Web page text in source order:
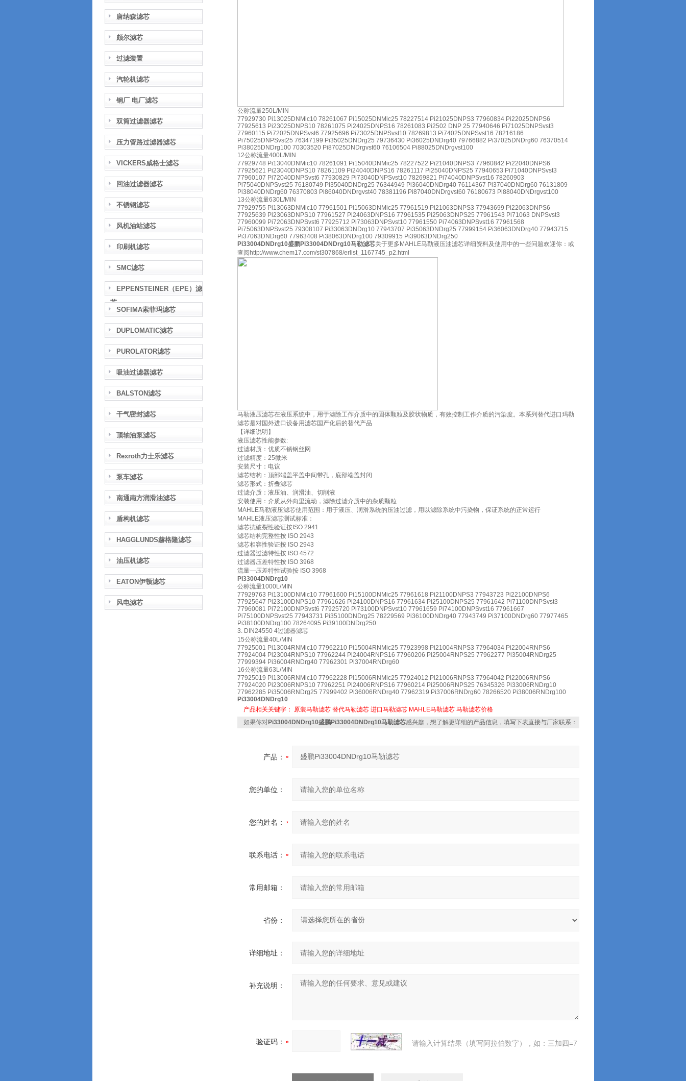
唐纳森滤芯
颇尔滤芯
过滤装置
汽轮机滤芯
钢厂 电厂滤芯
双筒过滤器滤芯
压力管路过滤器滤芯
VICKERS威格士滤芯
回油过滤器滤芯
不锈钢滤芯
风机油站滤芯
印刷机滤芯
SMC滤芯
EPPENSTEINER（EPE）滤
芯
SOFIMA索菲玛滤芯
DUPLOMATIC滤芯
PUROLATOR滤芯
吸油过滤器滤芯
BALSTON滤芯
干气密封滤芯
顶轴油泵滤芯
Rexroth力士乐滤芯
泵车滤芯
南通南方润滑油滤芯
盾构机滤芯
HAGGLUNDS赫格隆滤芯
油压机滤芯
EATON伊顿滤芯
风电滤芯
公称流量250L/MIN
77929730 Pi13025DNMic10 78261067 Pi15025DNMic25 78227514 Pi21025DNPS3 77960834 Pi22025DNPS6
77925613 Pi23025DNPS10 78261075 Pi24025DNPS16 78261083 Pi2502 DNP 25 77940646 Pi71025DNPSvst3
77960115 Pi72025DNPSvst6 77925696 Pi73025DNPSvst10 78269813 Pi74025DNPSvst16 78216186
Pi75025DNPSvst25 76347199 Pi35025DNDrg25 79736430 Pi36025DNDrg40 79766882 Pi37025DNDrg60 76370514
Pi38025DNDrg100 70303520 Pi87025DNDrgvst60 76106504 Pi88025DNDrgvst100
12公称流量400L/MIN
77929748 Pi13040DNMic10 78261091 Pi15040DNMic25 78227522 Pi21040DNPS3 77960842 Pi22040DNPS6
77925621 Pi23040DNPS10 78261109 Pi24040DNPS16 78261117 Pi25040DNPS25 77940653 Pi71040DNPSvst3
77960107 Pi72040DNPSvst6 77930829 Pi73040DNPSvst10 78269821 Pi74040DNPSvst16 78260903
Pi75040DNPSvst25 76180749 Pi35040DNDrg25 76344949 Pi36040DNDrg40 76114367 Pi37040DNDrg60 76131809
Pi38040DNDrg60 76370803 Pi86040DNDrgvst40 78381196 Pi87040DNDrgvst60 76180673 Pi88040DNDrgvst100
13公称流量630L/MIN
77929755 Pi13063DNMic10 77961501 Pi15063DNMic25 77961519 Pi21063DNPS3 77943699 Pi22063DNPS6
77925639 Pi23063DNPS10 77961527 Pi24063DNPS16 77961535 Pi25063DNPS25 77961543 Pi71063 DNPSvst3
77960099 Pi72063DNPSvst6 77925712 Pi73063DNPSvst10 77961550 Pi74063DNPSvst16 77961568
Pi75063DNPSvst25 79308107 Pi33063DNDrg10 77943707 Pi35063DNDrg25 77999154 Pi36063DNDrg40 77943715
Pi37063DNDrg60 77963408 Pi38063DNDrg100 79309915 Pi39063DNDrg250
Pi33004DNDrg10盛鹏Pi33004DNDrg10马勒滤芯关于更多MAHLE马勒液压油滤芯详细资料及使用中的一些问题欢迎你：或
查阅http://www.chem17.com/st307868/erlist_1167745_p2.html
马勒液压滤芯在液压系统中，用于滤除工作介质中的固体颗粒及胶状物质，有效控制工作介质的污染度。本系列替代进口玛勒
滤芯是对国外进口设备用滤芯国产化后的替代产品
【详细说明】
液压滤芯性能参数:
过滤材质：优质不锈钢丝网
过滤精度：25微米
安装尺寸：电议
滤芯结构：顶部端盖平盖中间带孔，底部端盖封闭
滤芯形式：折叠滤芯
过滤介质：液压油、润滑油、切削液
安装使用：介质从外向里流动，滤除过滤介质中的杂质颗粒
MAHLE马勒液压滤芯使用范围：用于液压、润滑系统的压油过滤，用以滤除系统中污染物，保证系统的正常运行
MAHLE液压滤芯测试标准：
滤芯抗破裂性验证按ISO 2941
滤芯结构完整性按 ISO 2943
滤芯相容性验证按 ISO 2943
过滤器过滤特性按 ISO 4572
过滤器压差特性按 ISO 3968
流量—压差特性试验按 ISO 3968
Pi33004DNDrg10
公称流量1000L/MIN
77929763 Pi13100DNMic10 77961600 Pi15100DNMic25 77961618 Pi21100DNPS3 77943723 Pi22100DNPS6
77925647 Pi23100DNPS10 77961626 Pi24100DNPS16 77961634 Pi25100DNPS25 77961642 Pi71100DNPSvst3
77960081 Pi72100DNPSvst6 77925720 Pi73100DNPSvst10 77961659 Pi74100DNPSvst16 77961667
Pi75100DNPSvst25 77943731 Pi35100DNDrg25 78229569 Pi36100DNDrg40 77943749 Pi37100DNDrg60 77977465
Pi38100DNDrg100 78264095 Pi39100DNDrg250
3. DIN24550 4过滤器滤芯
15公称流量40L/MIN
77925001 Pi13004RNMic10 77962210 Pi15004RNMic25 77923998 Pi21004RNPS3 77964034 Pi22004RNPS6
77924004 Pi23004RNPS10 77962244 Pi24004RNPS16 77960206 Pi25004RNPS25 77962277 Pi35004RNDrg25
77999394 Pi36004RNDrg40 77962301 Pi37004RNDrg60
16公称流量63L/MIN
77925019 Pi13006RNMic10 77962228 Pi15006RNMic25 77924012 Pi21006RNPS3 77964042 Pi22006RNPS6
77924020 Pi23006RNPS10 77962251 Pi24006RNPS16 77960214 Pi25006RNPS25 76345326 Pi33006RNDrg10
77962285 Pi35006RNDrg25 77999402 Pi36006RNDrg40 77962319 Pi37006RNDrg60 78266520 Pi38006RNDrg100
Pi33004DNDrg10
产品相关关键字：
原装马勒滤芯 替代马勒滤芯 进口马勒滤芯 MAHLE马勒滤芯 马勒滤芯价格
如果你对Pi33004DNDrg10盛鹏Pi33004DNDrg10马勒滤芯感兴趣，想了解更详细的产品信息，填写下表直接与厂家联系：
产品：
您的单位：
您的姓名：
联系电话：
常用邮箱：
省份：
详细地址：
补充说明：
验证码： 请输入计算结果（填写阿拉伯数字），如：三加四=7